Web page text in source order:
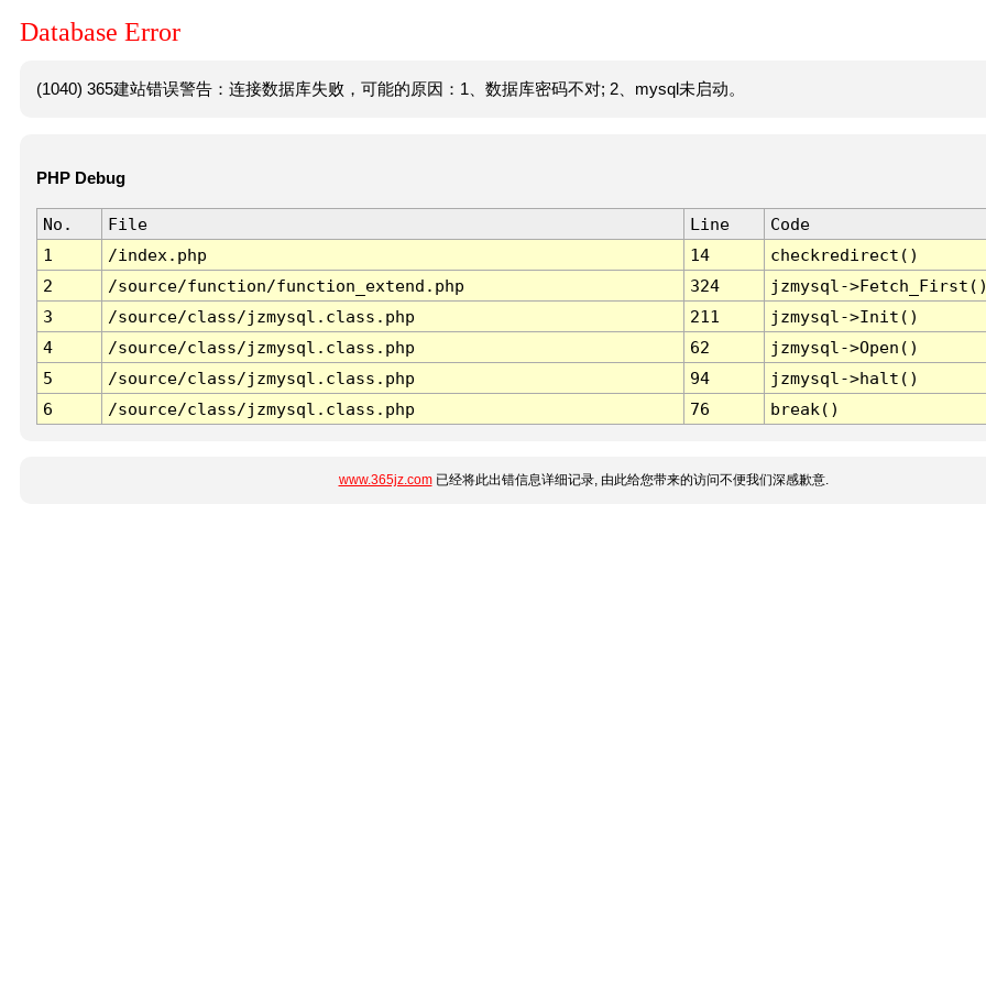
Database Error
(1040) 365建站错误警告：连接数据库失败，可能的原因：1、数据库密码不对; 2、mysql未启动。
PHP Debug
No. File Line
Code
1
/index.php 14
checkredirect()
2
/source/function/function_extend.php 324
jzmysql-
3
/source/class/jzmysql.class.php 211
jzmysql->Init()
4
/source/class/jzmysql.class.php 62
jzmysql->Open()
5
/source/class/jzmysql.class.php 94
jzmysql->halt()
6
/source/class/jzmysql.class.php 76 break()
www.365jz.com已经将此出错信息详细记录, 由此给您带来的访问不便我们深感歉意.